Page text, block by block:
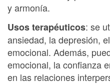
y armonía.
Usos terapéuticos: se
ansiedad, la depresión,
emocional. Además,
emocional, la confianza
en las relaciones